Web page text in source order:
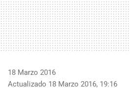
18 Marzo 2016
Actualizado 18 Marzo 2016, 19:16